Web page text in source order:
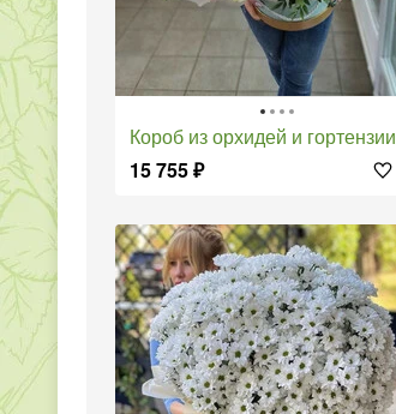
короб из орхидей и гортензии
15 755₽